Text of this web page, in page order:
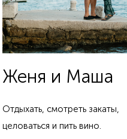
Женя и Маша
Отдыхать, смотреть закаты,
целоваться и пить вино.